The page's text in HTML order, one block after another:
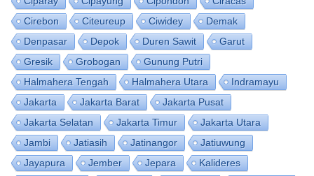
Cirebon
Citeureup Ciwidey
Demak
Denpasar
Depok Duren Sawit
Garut
Gresik
Grobogan
Gunung Putri
Halmahera Tengah
Halmahera Utara
Indramayu
Jakarta
Jakarta Barat
Jakarta Pusat
Jakarta Selatan
Jakarta Timur
Jakarta Utara
Jambi
Jatiasih Jatinangor
Jatiuwung
Jayapura
Jember Jepara
Kalideres